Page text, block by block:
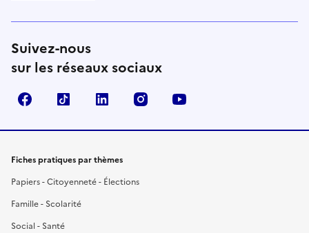
Suivez-nous
sur les réseaux sociaux
FacebookTikTok LinkedIn Instagram
Fiches pratiques par thèmes
Papiers - Citoyenneté - Élections
Famille - Scolarité
Social - Santé